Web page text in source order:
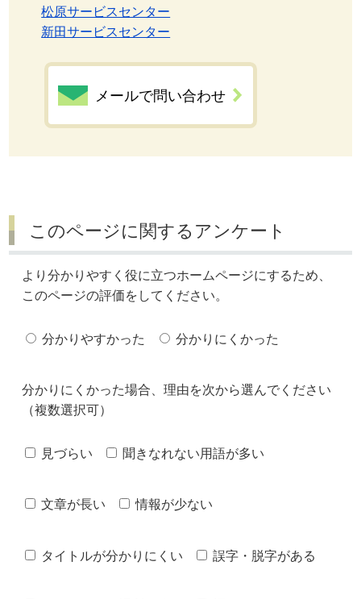
松原サービスセンター
新田サービスセンター
メールで問い合わせ
このページに関するアンケート
より分かりやすく役に立つホームページにするため、
このページの評価をしてください。
分かりやすかった 分かりにくかった
分かりにくかった場合、理由を次から選んでください
（複数選択可）
見づらい 聞きなれない用語が多い
文章が長い 情報が少ない
タイトルが分かりにくい 誤字・脱字がある